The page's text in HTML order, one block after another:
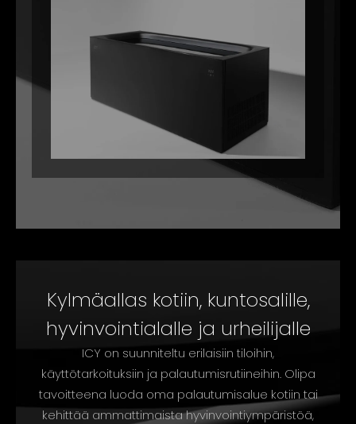
Kylmäallas kotiin, kuntosalille,
hyvinvointialalle ja urheilijalle
ICY on suunniteltu erilaisiin tiloihin,
käyttötarkoituksiin ja palautumisrutiineihin. Olipa
tavoitteena luoda oma palautumisalue kotiin tai
kehittää ammattimaista hyvinvointiympäristöä,